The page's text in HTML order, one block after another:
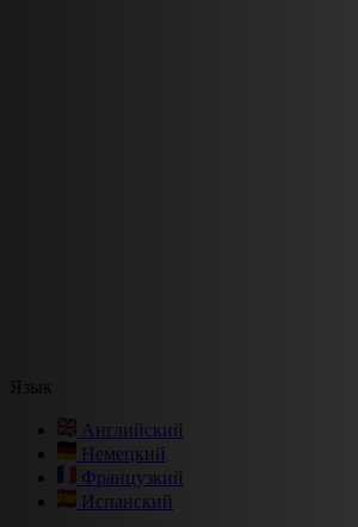
Язык
Английский
Немецкий
Французкий
Испанский